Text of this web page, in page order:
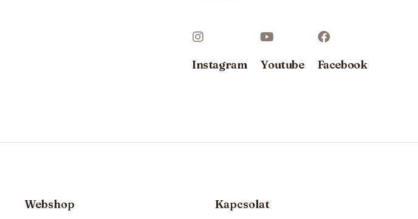
Instagram Youtube Facebook
Webshop Kapcsolat